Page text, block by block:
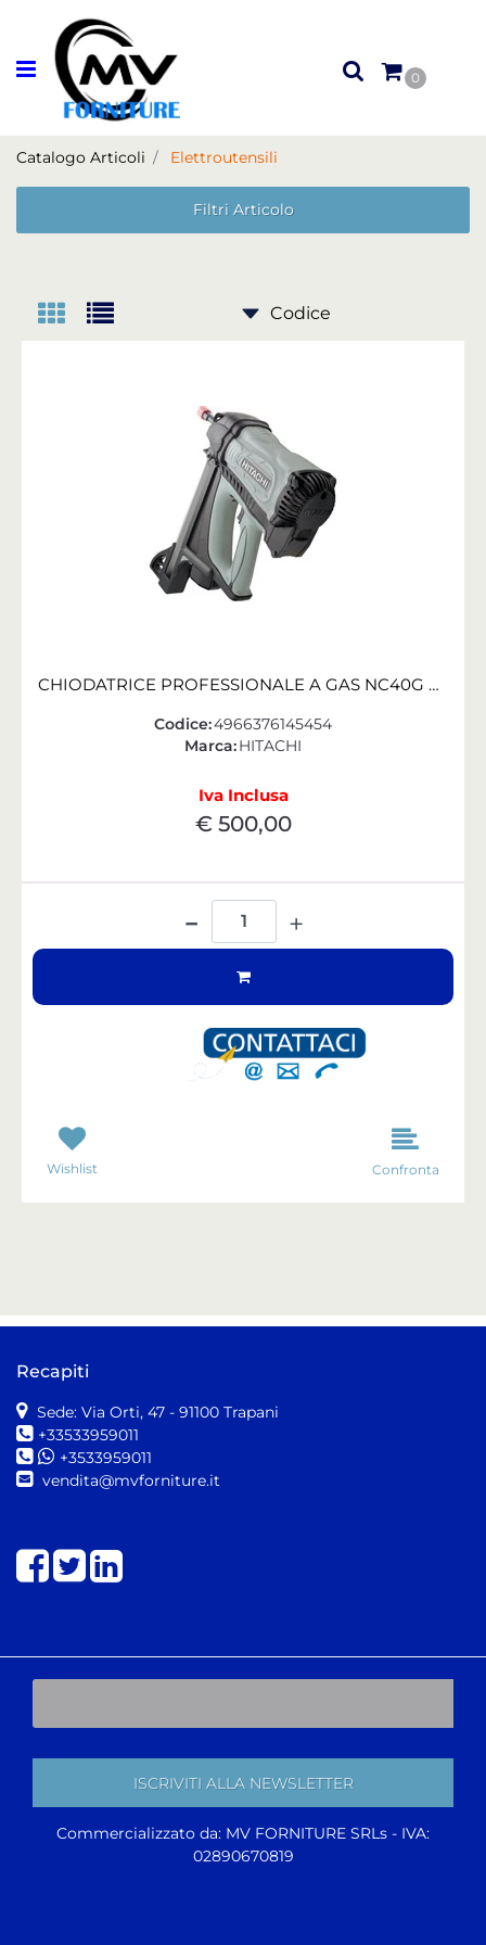
Open menu
0
Catalogo Articoli Elettroutensili
Filtri Articolo
CHIODATRICE PROFESSIONALE A GAS NC40G PER CEMENTO - HITACHI KOKI
Codice:4966376145454
Marca:HITACHI
Iva Inclusa
€ 500,00
Quantità
Wishlist Confronta
Recapiti
Sede: Via Orti, 47 - 91100 Trapani
+33533959011
+3533959011
vendita@mvforniture.it
Share on Facebook
Share on Twitter
Share on LinkedIn
Commercializzato da: MV FORNITURE SRLs - IVA:
02890670819